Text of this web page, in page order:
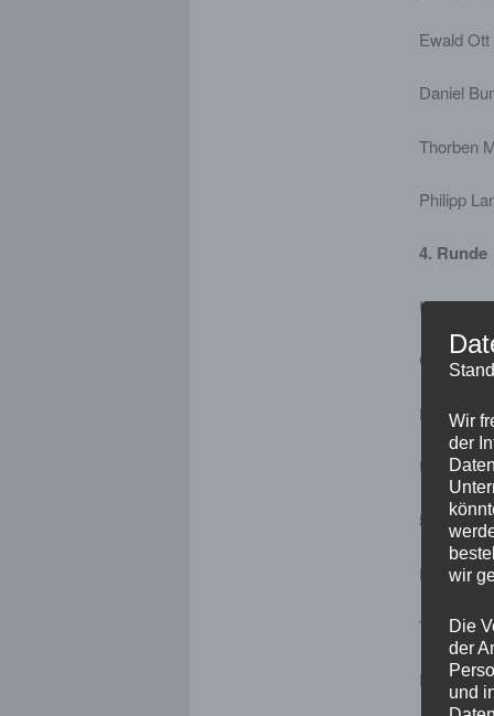
4. Runde
Uli
Günter
Uwe
5. Runde
Daniel
Wir
der
wir
Die
der
und